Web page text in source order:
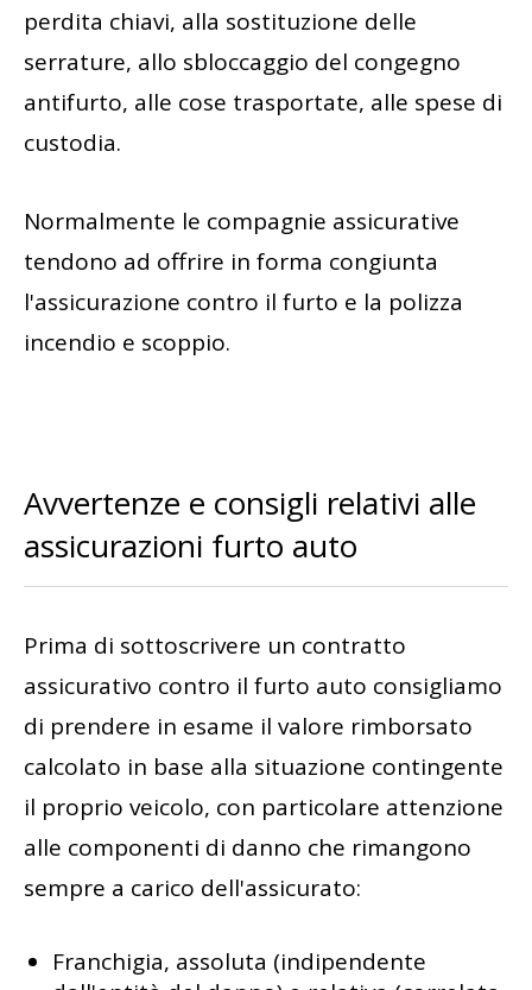
perdita chiavi, alla sostituzione delle
serrature, allo sbloccaggio del congegno
antifurto, alle cose trasportate, alle spese di
custodia.
Normalmente le compagnie assicurative
tendono ad offrire in forma congiunta
l'assicurazione contro il furto e la polizza
incendio e scoppio.
Avvertenze e consigli relativi alle
assicurazioni furto auto
Prima di sottoscrivere un contratto
assicurativo contro il furto auto consigliamo
di prendere in esame il valore rimborsato
calcolato in base alla situazione contingente
il proprio veicolo, con particolare attenzione
alle componenti di danno che rimangono
sempre a carico dell'assicurato:
Franchigia, assoluta (indipendente